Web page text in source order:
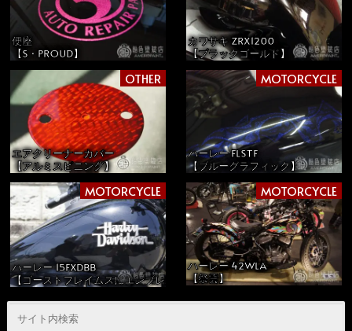
便座
【S・PROUD】
カワサキ ZRX1200
【ブラックゴールド】
OTHER
エアクリーナーカバー
【アルミスピニング】
MOTORCYCLE
ハーレー FLSTF
【ブルーグラフィック】
MOTORCYCLE
ハーレー 15FXDBB
【ゴーストフレイムスにエンブレム】
MOTORCYCLE
ハーレー 42WLA
【祭雲】